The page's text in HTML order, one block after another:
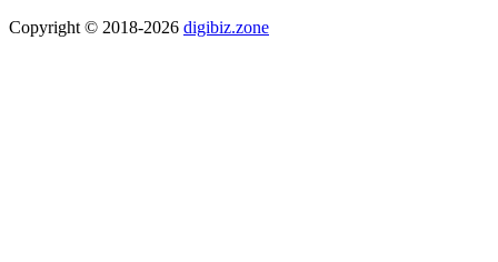
Copyright © 2018-2026 digibiz.zone